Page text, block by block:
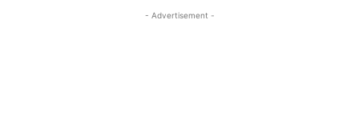
- Advertisement -